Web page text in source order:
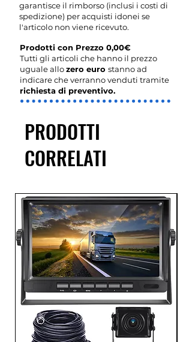
garantisce il rimborso (inclusi i costi di
spedizione) per acquisti idonei se
l'articolo non viene ricevuto.
Prodotti con Prezzo 0,00€
Tutti gli articoli che hanno il prezzo
uguale allozero euro stanno ad
indicare che verranno venduti tramite
richiesta di preventivo.
PRODOTTI
CORRELATI